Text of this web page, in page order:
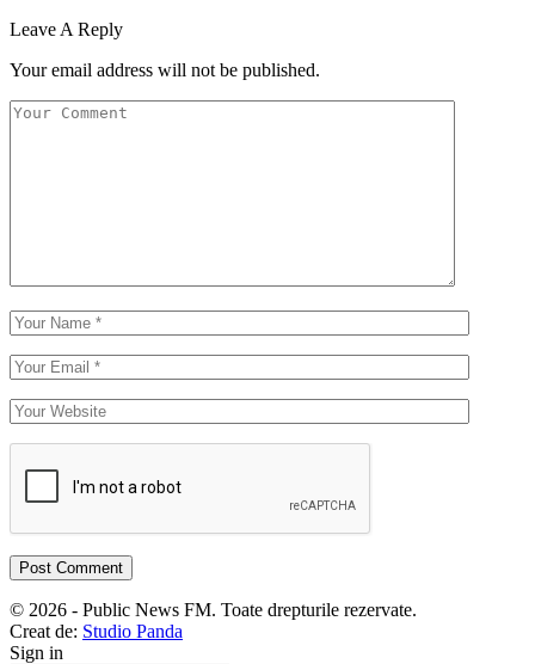
Leave A Reply
Your email address will not be published.
© 2026 - Public News FM. Toate drepturile rezervate.
Creat de: Studio Panda
Sign in